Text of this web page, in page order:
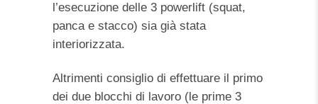
l’esecuzione delle 3 powerlift (squat,
panca e stacco) sia già stata
interiorizzata.
Altrimenti consiglio di effettuare il primo
dei due blocchi di lavoro (le prime 3